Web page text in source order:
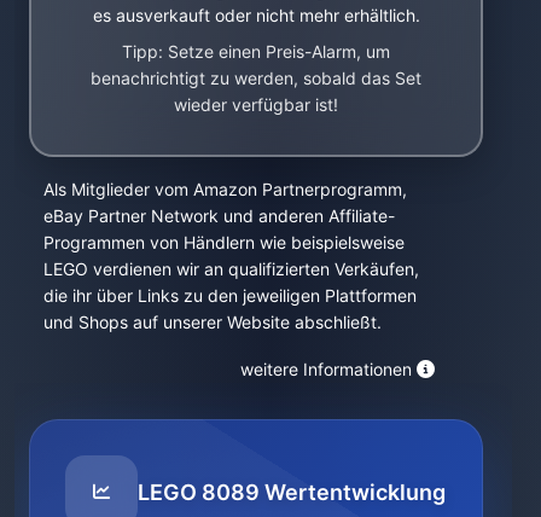
es ausverkauft oder nicht mehr erhältlich.
Tipp: Setze einen Preis-Alarm, um
benachrichtigt zu werden, sobald das Set
wieder verfügbar ist!
Als Mitglieder vom Amazon Partnerprogramm,
eBay Partner Network und anderen Affiliate-
Programmen von Händlern wie beispielsweise
LEGO verdienen wir an qualifizierten Verkäufen,
die ihr über Links zu den jeweiligen Plattformen
und Shops auf unserer Website abschließt.
weitere Informationen
LEGO 8089 Wertentwicklung